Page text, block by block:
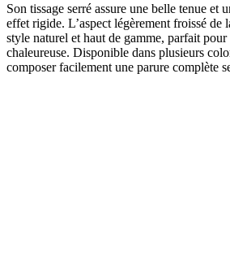
Son tissage serré assure une belle tenue et
effet rigide. L’aspect légèrement froissé de
style naturel et haut de gamme, parfait pour
chaleureuse. Disponible dans plusieurs
composer facilement une parure complète